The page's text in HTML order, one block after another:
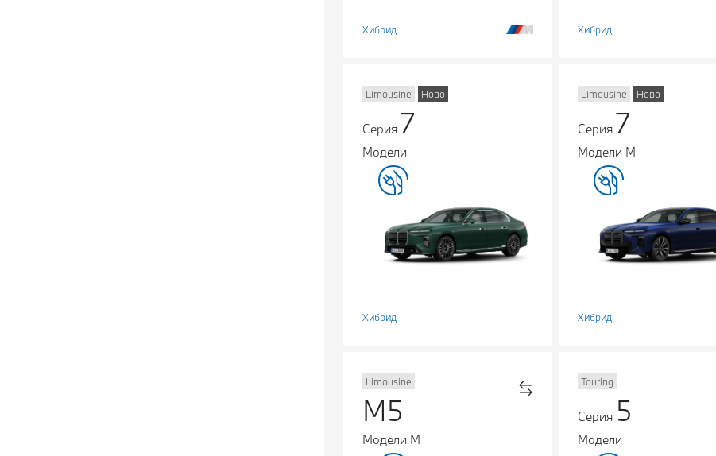
Хибрид Хибрид
Limousine Ново
Серия 7
Модели
Хибрид
Limousine Ново
Серия 7
Модели М
Хибрид
Limousine
M5
Модели М
Touring
Серия 5
Модели